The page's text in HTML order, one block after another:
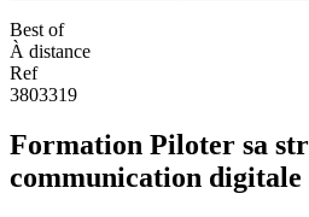
Best of
À distance
Ref
3803319
Formation Piloter sa
communication digitale